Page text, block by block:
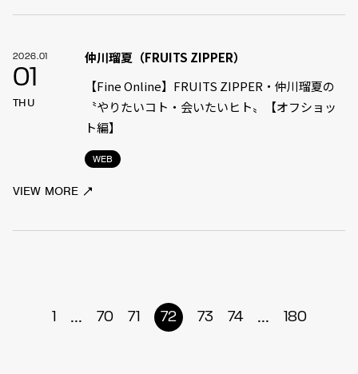
2026.01
01
THU
WEB
仲川瑠夏（FRUITS ZIPPER）
【Fine Online】FRUITS ZIPPER・仲川瑠夏の
〝やりたいコト・会いたいヒト〟【オフショッ
ト編】
VIEW MORE
1 ... 70 71 72 73 74 ... 180